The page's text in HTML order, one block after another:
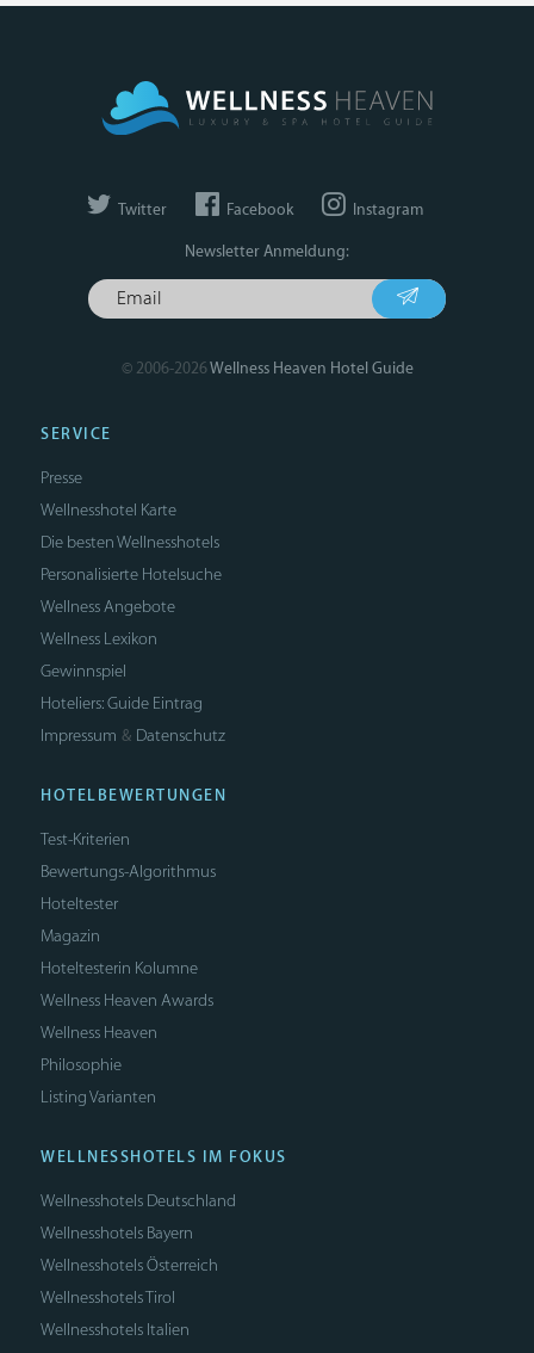
Twitter Facebook Instagram
Newsletter Anmeldung:
© 2006-2026Wellness Heaven Hotel Guide
SERVICE
Presse
Wellnesshotel Karte
Die besten Wellnesshotels
Personalisierte Hotelsuche
Wellness Angebote
Wellness Lexikon
Gewinnspiel
Hoteliers: Guide Eintrag
Impressum & Datenschutz
HOTELBEWERTUNGEN
Test-Kriterien
Bewertungs-Algorithmus
Hoteltester
Magazin
Hoteltesterin Kolumne
Wellness Heaven Awards
Wellness Heaven
Philosophie
Listing Varianten
WELLNESSHOTELS IM FOKUS
Wellnesshotels Deutschland
Wellnesshotels Bayern
Wellnesshotels Österreich
Wellnesshotels Tirol
Wellnesshotels Italien